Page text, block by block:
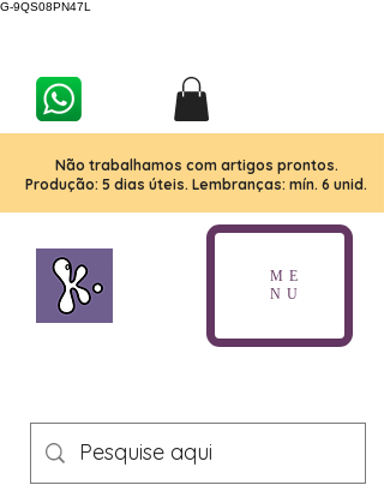
G-9QS08PN47L
Não trabalhamos com artigos prontos.
Produção: 5 dias úteis. Lembranças: mín. 6 unid.
ME
NU